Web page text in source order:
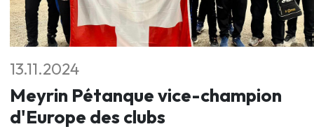
13.11.2024
Meyrin Pétanque vice-champion
d'Europe des clubs